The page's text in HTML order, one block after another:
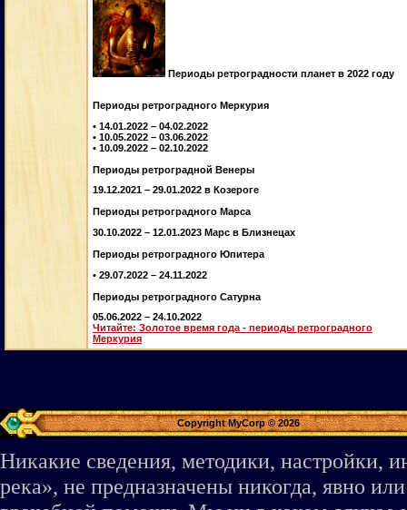
Периоды ретроградности планет в 2022 году
Периоды ретроградного Меркурия
• 14.01.2022 – 04.02.2022
• 10.05.2022 – 03.06.2022
• 10.09.2022 – 02.10.2022
Периоды ретроградной Венеры
19.12.2021 – 29.01.2022 в Козероге
Периоды ретроградного Марса
30.10.2022 – 12.01.2023 Марс в Близнецах
Периоды ретроградного Юпитера
• 29.07.2022 – 24.11.2022
Периоды ретроградного Сатурна
05.06.2022 – 24.10.2022
Читайте: Золотое время года - периоды ретроградного
Меркурия
Copyright MyCorp © 2026
Никакие сведения, методики, настройки,
река», не предназначены никогда, явно